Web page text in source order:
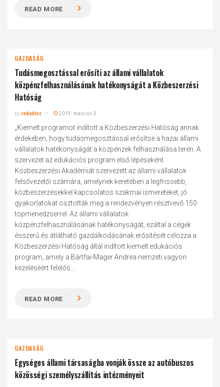
READ MORE
GAZDASÁG
Tudásmegosztással erősíti az állami vállalatok
közpénzfelhasználásának hatékonyságát a Közbeszerzési
Hatóság
byredaktor 2019. március 3.
„Kiemelt programot indított a Közbeszerzési Hatóság annak
érdekében, hogy tudásmegosztással erősítse a hazai állami
vállalatok hatékonyságát a közpénzek felhasználása terén. A
szervezet az edukációs program első lépéseként
Közbeszerzési Akadémiát szervezett az állami vállalatok
felsővezetői számára, amelynek keretében a legfrissebb,
közbeszerzésekkel kapcsolatos szakmai ismereteket, jó
gyakorlatokat osztották meg a rendezvényen résztvevő 150
topmenedzserrel. Az állami vállalatok
közpénzfelhasználásának hatékonyságát, ezáltal a cégek
ésszerű és átlátható gazdálkodásának erősítését célozza a
Közbeszerzési Hatóság által indított kiemelt edukációs
program, amely a Bártfai-Mager Andrea nemzeti vagyon
kezeléséért felelős...
READ MORE
GAZDASÁG
Egységes állami társaságba vonják össze az autóbuszos
közösségi személyszállítás intézményeit